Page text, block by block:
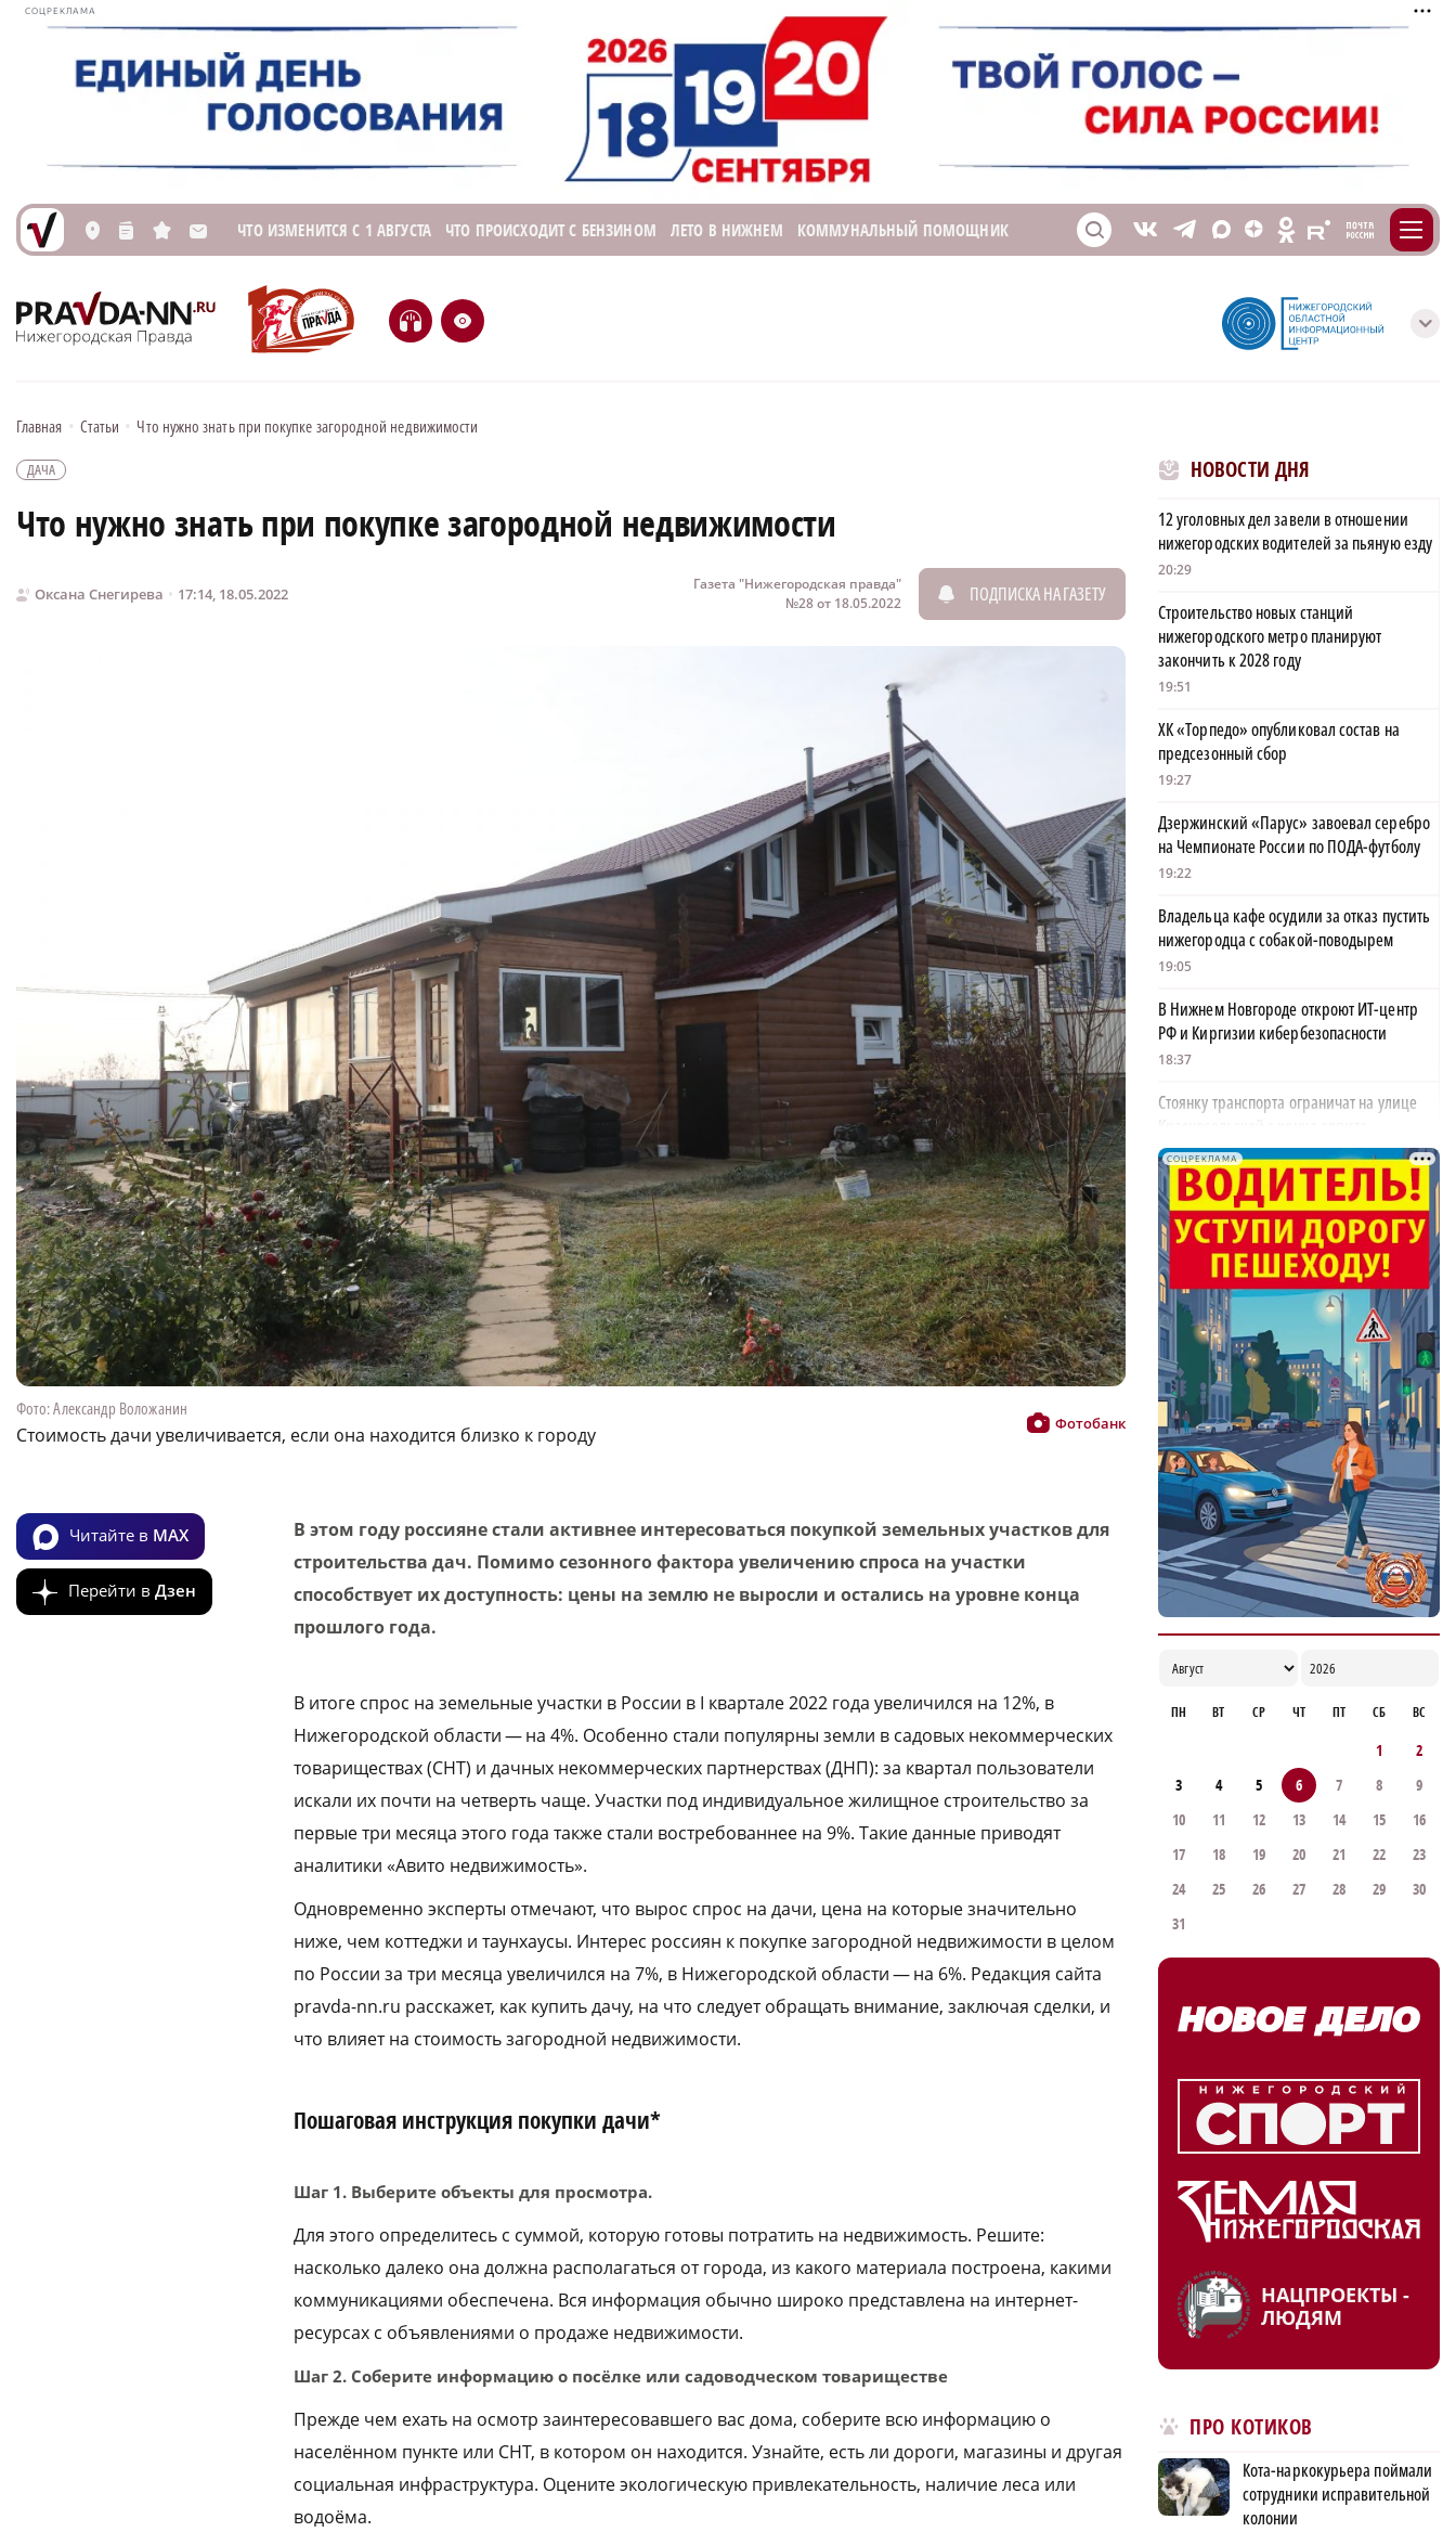
СОЦРЕКЛАМА
L n s M ЧТО ИЗМЕНИТСЯ С 1 АВГУСТА ЧТО ПРОИСХОДИТ С БЕНЗИНОМ ЛЕТО В НИЖНЕМ КОММУНАЛЬНЫЙ ПОМОЩНИК S V T X Z O E m
H e с
Главная • Статьи • Что нужно знать при покупке загородной недвижимости
ДАЧА
Что нужно знать при покупке загородной недвижимости
Оксана Снегирева 17:14, 18.05.2022
Газета "Нижегородская правда"
№28 от 18.05.2022
ПОДПИСКА НА ГАЗЕТУ
Фото: Александр Воложанин
Стоимость дачи увеличивается, если она находится близко к городу Фотобанк
Читайте в MAX
Перейти в Дзен
В этом году россияне стали активнее интересоваться покупкой земельных участков для
строительства дач. Помимо сезонного фактора увеличению спроса на участки
способствует их доступность: цены на землю не выросли и остались на уровне конца
прошлого года.
В итоге спрос на земельные участки в России в I квартале 2022 года увеличился на 12%, в
Нижегородской области — на 4%. Особенно стали популярны земли в садовых некоммерческих
товариществах (СНТ) и дачных некоммерческих партнерствах (ДНП): за квартал пользователи
искали их почти на четверть чаще. Участки под индивидуальное жилищное строительство за
первые три месяца этого года также стали востребованнее на 9%. Такие данные приводят
аналитики «Авито недвижимость».
Одновременно эксперты отмечают, что вырос спрос на дачи, цена на которые значительно
ниже, чем коттеджи и таунхаусы. Интерес россиян к покупке загородной недвижимости в целом
по России за три месяца увеличился на 7%, в Нижегородской области — на 6%. Редакция сайта
pravda-nn.ru расскажет, как купить дачу, на что следует обращать внимание, заключая сделки, и
что влияет на стоимость загородной недвижимости.
Пошаговая инструкция покупки дачи*
Шаг 1. Выберите объекты для просмотра.
Для этого определитесь с суммой, которую готовы потратить на недвижимость. Решите:
насколько далеко она должна располагаться от города, из какого материала построена, какими
коммуникациями обеспечена. Вся информация обычно широко представлена на интернет-
ресурсах с объявлениями о продаже недвижимости.
Шаг 2. Соберите информацию о посёлке или садоводческом товариществе
Прежде чем ехать на осмотр заинтересовавшего вас дома, соберите всю информацию о
населённом пункте или СНТ, в котором он находится. Узнайте, есть ли дороги, магазины и другая
социальная инфраструктура. Оцените экологическую привлекательность, наличие леса или
водоёма.
НОВОСТИ ДНЯ
12 уголовных дел завели в отношении
нижегородских водителей за пьяную езду
20:29
Строительство новых станций
нижегородского метро планируют
закончить к 2028 году
19:51
ХК «Торпедо» опубликовал состав на
предсезонный сбор
19:27
Дзержинский «Парус» завоевал серебро
на Чемпионате России по ПОДА-футболу
19:22
Владельца кафе осудили за отказ пустить
нижегородца с собакой-поводырем
19:05
В Нижнем Новгороде откроют ИТ-центр
РФ и Киргизии кибербезопасности
18:37
Стоянку транспорта ограничат на улице
Красносельской с конца августа
18:37
Волонтеры обнаружили заброшенный
дом, в котором живет около 20 собак и
щенков
18:02
В Нижегородской области наградили
более 40 организаций к Дню строителя
17:57
Садыр Жапаров и Глеб Никитин провели
рабочую встречу в Киргизии
17:38
СОЦРЕКЛАМА
ПН ВТ СР ЧТ ПТ СБ ВС
1
2
3
4 5 6 7 8
9
10
11 12 13 14 15
16
17
18 19 20 21 22
23
24
25 26 27 28 29
30
31
НАЦПРОЕКТЫ -
ЛЮДЯМ
ПРО КОТИКОВ
Кота-наркокурьера поймали
сотрудники исправительной
колонии